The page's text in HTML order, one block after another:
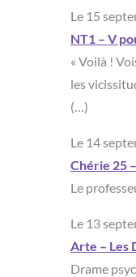
Le 15
NT1 – V
« Voilà !
les
(…)
Le 14
Chérie 25
Le
Le 13
Arte – Les
Drame